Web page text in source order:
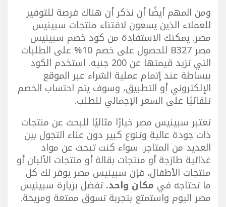
ومن المهم أيضًا أن نذكر أن هناك فرصة للتوفير
للعملاء الذين يسعون لاقتناء منتجات سبينيس
مصر. يمكنك الاستفادة من كود خصم سبينيس
مصر B327 للحصول على خصم 10% على الطلبات
التي تزيد قيمتها عن 200 جنيه. استخدم الكود
ببساطة عند إتمام عملية الشراء عبر الموقع
الإلكتروني أو التطبيق، وسوف يتم احتساب الخصم
تلقائيًا على السعر الإجمالي للطلب.
تعتبر سبينيس مصر خيارًا مثاليًا للبحث عن منتجات
ذات جودة عالية وتنوع كبير دون عناء التجول بين
العديد من المتاجر. سواء كنت تبحث عن مواد
غذائية طازجة أو منتجات بقالة أو منتجات الألبان أو
منتجات الأطفال، فإن سبينيس مصر يوفر لك كل
ما تحتاجه في مكان واحد.تفضل بزيارة سبينيس
مصر اليوم واستمتع بتجربة تسوق ممتعة ومريحة.